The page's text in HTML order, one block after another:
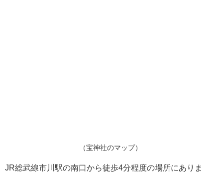
（宝神社のマップ）
JR総武線市川駅の南口から徒歩4分程度の場所にありま